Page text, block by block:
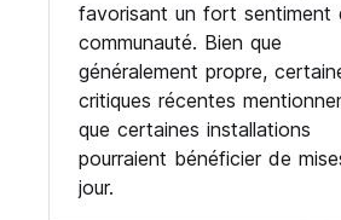
favorisant un fort sentiment
communauté. Bien que
généralement propre,
critiques récentes
que certaines installations
pourraient bénéficier de
jour.